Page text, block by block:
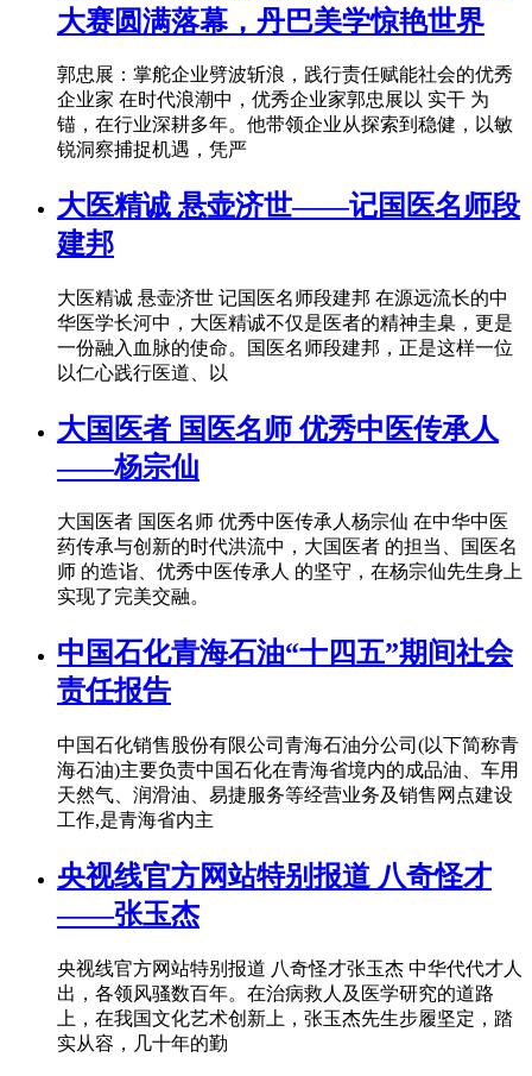
大赛圆满落幕，丹巴美学惊艳世界
郭忠展：掌舵企业劈波斩浪，践行责任赋能社会的优秀
企业家 在时代浪潮中，优秀企业家郭忠展以 实干 为
锚，在行业深耕多年。他带领企业从探索到稳健，以敏
锐洞察捕捉机遇，凭严
大医精诚 悬壶济世——记国医名师段
建邦
大医精诚 悬壶济世 记国医名师段建邦 在源远流长的中
华医学长河中，大医精诚不仅是医者的精神圭臬，更是
一份融入血脉的使命。国医名师段建邦，正是这样一位
以仁心践行医道、以
大国医者 国医名师 优秀中医传承人
——杨宗仙
大国医者 国医名师 优秀中医传承人杨宗仙 在中华中医
药传承与创新的时代洪流中，大国医者 的担当、国医名
师 的造诣、优秀中医传承人 的坚守，在杨宗仙先生身上
实现了完美交融。
中国石化青海石油“十四五”期间社会
责任报告
中国石化销售股份有限公司青海石油分公司(以下简称青
海石油)主要负责中国石化在青海省境内的成品油、车用
天然气、润滑油、易捷服务等经营业务及销售网点建设
工作,是青海省内主
央视线官方网站特别报道 八奇怪才
——张玉杰
央视线官方网站特别报道 八奇怪才张玉杰 中华代代才人
出，各领风骚数百年。在治病救人及医学研究的道路
上，在我国文化艺术创新上，张玉杰先生步履坚定，踏
实从容，几十年的勤